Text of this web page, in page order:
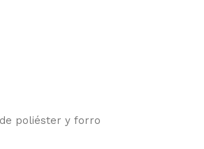
poliéster y forro